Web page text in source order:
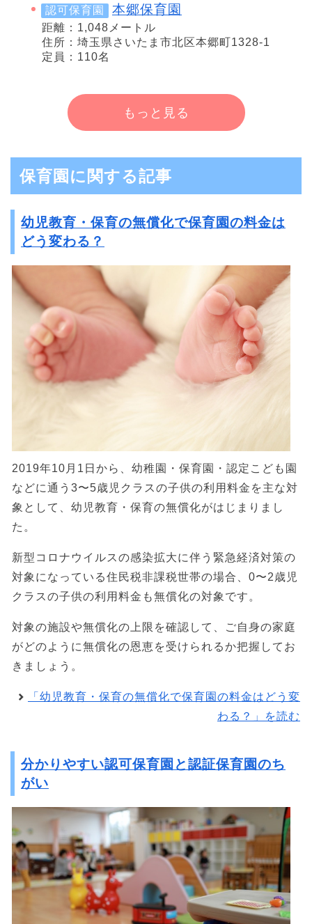
認可保育園 本郷保育園
距離：1,048メートル
住所：埼玉県さいたま市北区本郷町1328-1
定員：110名
もっと見る
保育園に関する記事
幼児教育・保育の無償化で保育園の料金は
どう変わる？
2019年10月1日から、幼稚園・保育園・認定こども園
などに通う3〜5歳児クラスの子供の利用料金を主な対
象として、幼児教育・保育の無償化がはじまりまし
た。
新型コロナウイルスの感染拡大に伴う緊急経済対策の
対象になっている住民税非課税世帯の場合、0〜2歳児
クラスの子供の利用料金も無償化の対象です。
対象の施設や無償化の上限を確認して、ご自身の家庭
がどのように無償化の恩恵を受けられるか把握してお
きましょう。
「幼児教育・保育の無償化で保育園の料金はどう変
わる？」を読む
分かりやすい認可保育園と認証保育園のち
がい